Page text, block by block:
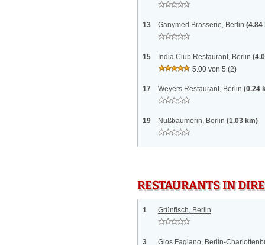
13 Ganymed Brasserie, Berlin (4.84
15 India Club Restaurant, Berlin
5.00 von 5 (2)
17 Weyers Restaurant, Berlin (0.24
19 Nußbaumerin, Berlin (1.03 km)
RESTAURANTS IN
1 Grünfisch, Berlin
3 Gios Fagiano, Berlin-